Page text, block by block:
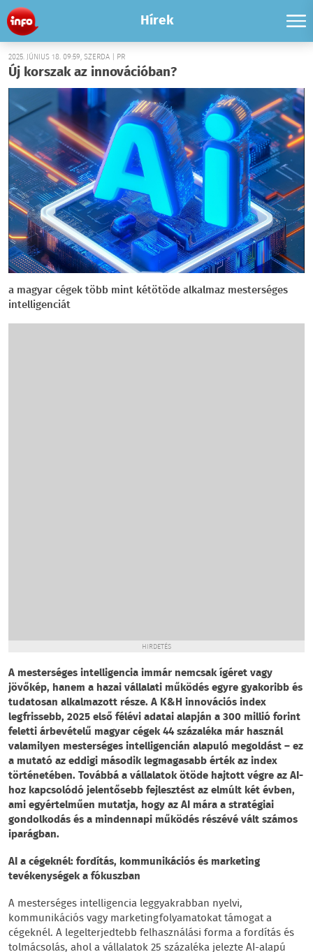
Hírek
2025. JÚNIUS 18. 09:59, SZERDA | PR
Új korszak az innovációban?
a magyar cégek több mint kétötöde alkalmaz mesterséges
intelligenciát
HIRDETÉS
A mesterséges intelligencia immár nemcsak ígéret vagy
jövőkép, hanem a hazai vállalati működés egyre gyakoribb és
tudatosan alkalmazott része. A K&H innovációs index
legfrissebb, 2025 első félévi adatai alapján a 300 millió forint
feletti árbevételű magyar cégek 44 százaléka már használ
valamilyen mesterséges intelligencián alapuló megoldást – ez
a mutató az eddigi második legmagasabb érték az index
történetében. Továbbá a vállalatok ötöde hajtott végre az AI-
hoz kapcsolódó jelentősebb fejlesztést az elmúlt két évben,
ami egyértelműen mutatja, hogy az AI mára a stratégiai
gondolkodás és a mindennapi működés részévé vált számos
iparágban.
AI a cégeknél: fordítás, kommunikációs és marketing
tevékenységek a fókuszban
A mesterséges intelligencia leggyakrabban nyelvi,
kommunikációs vagy marketingfolyamatokat támogat a
cégeknél. A legelterjedtebb felhasználási forma a fordítás és
tolmácsolás, ahol a vállalatok 25 százaléka jelezte AI-alapú